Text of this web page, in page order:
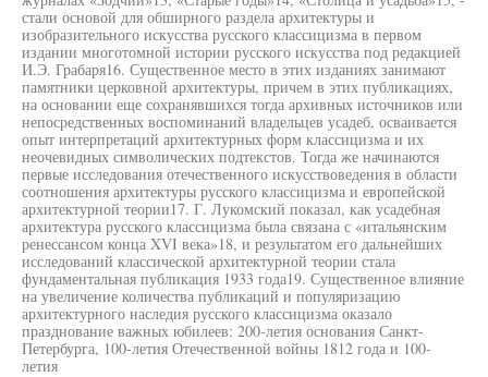
стали основой для обширного раздела архитектуры и
изобразительного искусства русского классицизма в первом
издании многотомной истории русского искусства под редакцией
И.Э. Грабаря16. Существенное место в этих изданиях занимают
памятники церковной архитектуры, причем в этих публикациях,
на основании еще сохранявшихся тогда архивных источников или
непосредственных воспоминаний владельцев усадеб, осваивается
опыт интерпретаций архитектурных форм классицизма и их
неочевидных символических подтекстов. Тогда же начинаются
первые исследования отечественного искусствоведения в области
соотношения архитектуры русского классицизма и европейской
архитектурной теории17. Г. Лукомский показал, как усадебная
архитектура русского классицизма была связана с «итальянским
ренессансом конца XVI века»18, и результатом его дальнейших
исследований классической архитектурной теории стала
фундаментальная публикация 1933 года19. Существенное влияние
на увеличение количества публикаций и популяризацию
архитектурного наследия русского классицизма оказало
празднование важных юбилеев: 200-летия основания Санкт-
Петербурга, 100-летия Отечественной войны 1812 года и 100-
летия